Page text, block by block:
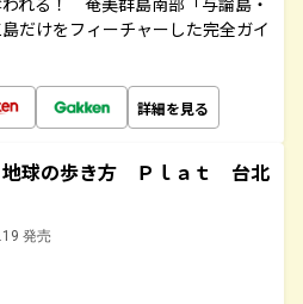
だけをフィーチャーした完全ガイ
詳細を見る
球の歩き方 Ｐｌａｔ 台北
発売